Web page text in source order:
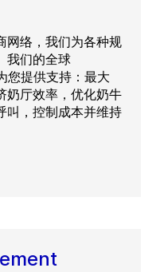
网络，我们为各种规
我们的全球
您提供支持：最大
奶厅效率，优化奶牛
叫，控制成本并维持